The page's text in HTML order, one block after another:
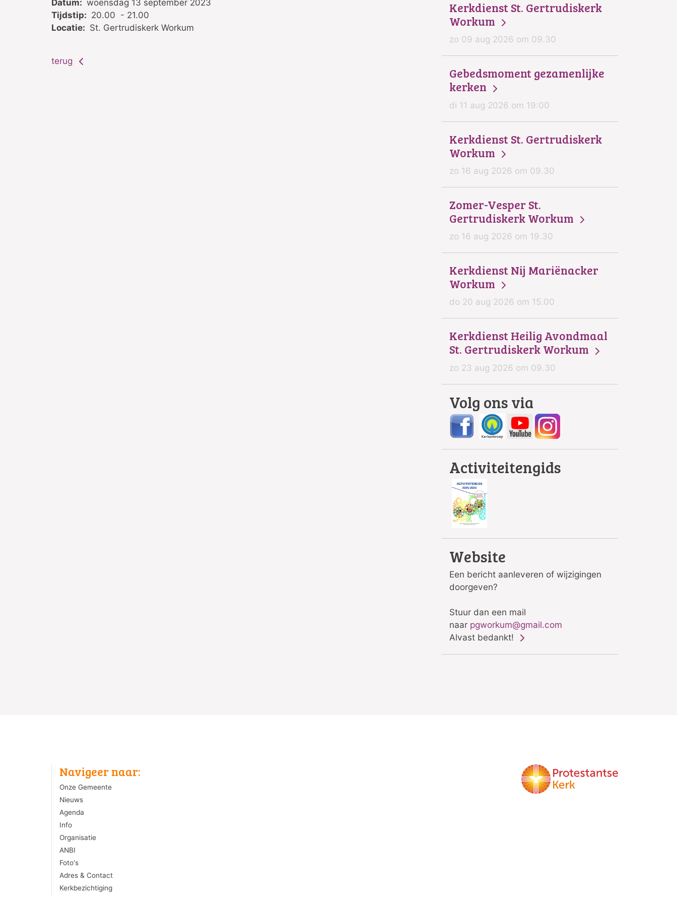
Datum: woensdag 13 september 2023
Tijdstip: 20.00 - 21.00
Locatie: St. Gertrudiskerk Workum
terug
Kerkdienst St. Gertrudiskerk
Workum
zo 09 aug 2026 om 09.30
Gebedsmoment gezamenlijke
kerken
di 11 aug 2026 om 19:00
Kerkdienst St. Gertrudiskerk
Workum
zo 16 aug 2026 om 09.30
Zomer-Vesper St.
Gertrudiskerk Workum
zo 16 aug 2026 om 19.30
Kerkdienst Nij Mariënacker
Workum
do 20 aug 2026 om 15.00
Kerkdienst Heilig Avondmaal
St. Gertrudiskerk Workum
zo 23 aug 2026 om 09.30
Volg ons via
Activiteitengids
Website
Een bericht aanleveren of wijzigingen
doorgeven?
Stuur dan een mail
naar pgworkum@gmail.com
Alvast bedankt!
Navigeer naar:
Onze Gemeente
Nieuws
Agenda
Info
Organisatie
ANBI
Foto's
Adres & Contact
Kerkbezichtiging